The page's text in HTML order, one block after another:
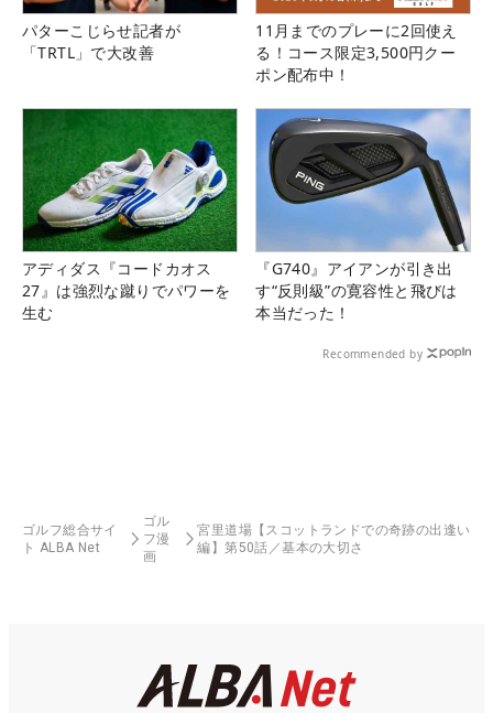
パターこじらせ記者が
「TRTL」で大改善
11月までのプレーに2回使え
る！コース限定3,500円クー
ポン配布中！
アディダス『コードカオス
27』は強烈な蹴りでパワーを
生む
『G740』アイアンが引き出
す“反則級”の寛容性と飛びは
本当だった！
Recommended by
ゴルフ総合サイ
ト ALBA Net
ゴル
フ漫
画
宮里道場【スコットランドでの奇跡の出逢い
編】第50話／基本の大切さ